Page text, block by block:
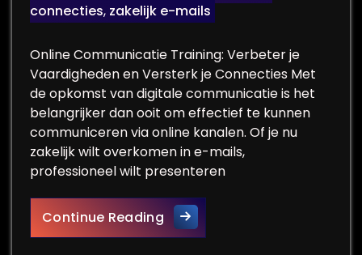
connecties, zakelijk e-mails
Online Communicatie Training: Verbeter je
Vaardigheden en Versterk je Connecties Met
de opkomst van digitale communicatie is het
belangrijker dan ooit om effectief te kunnen
communiceren via online kanalen. Of je nu
zakelijk wilt overkomen in e-mails,
professioneel wilt presenteren
Continue ReadingVerbeter je Online